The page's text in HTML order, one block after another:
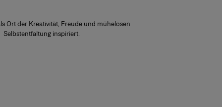
Ort der Kreativität, Freude und mühelosen
Selbstentfaltung inspiriert.